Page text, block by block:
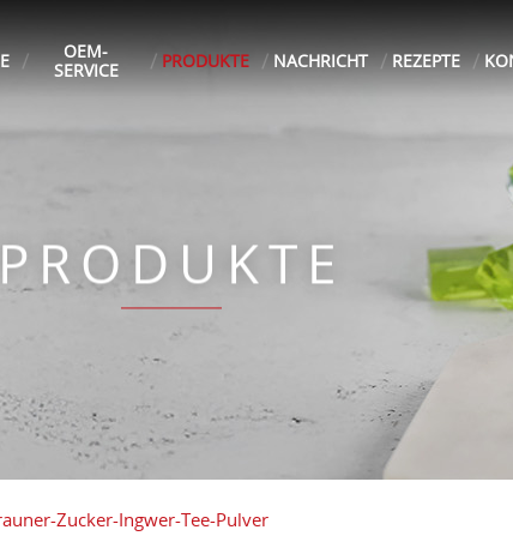
OEM-
SERVICE
PRODUKTE NACHRICHT REZEPTE
PRODUKTE
Zucker-Ingwer-Tee-Pulver